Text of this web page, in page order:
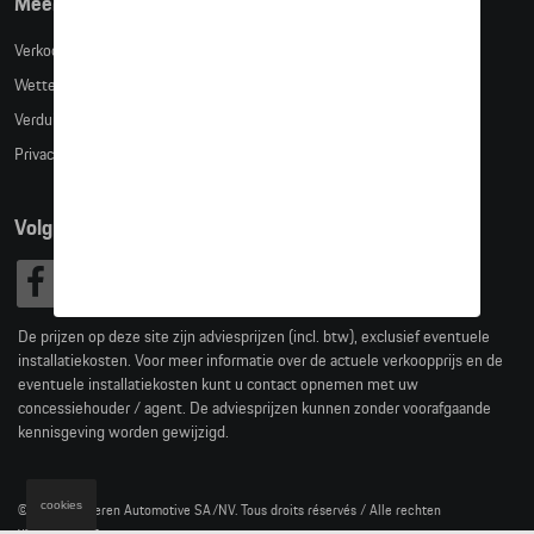
Meer info
Verkoopsvoorwaarden
Wettelijke bepalingen
Verduidelijking kledingmaten
Privacybeleid
Volg Ons
De prijzen op deze site zijn adviesprijzen (incl. btw), exclusief eventuele
installatiekosten. Voor meer informatie over de actuele verkoopprijs en de
eventuele installatiekosten kunt u contact opnemen met uw
concessiehouder / agent. De adviesprijzen kunnen zonder voorafgaande
kennisgeving worden gewijzigd.
© 2026 D'Ieteren Automotive SA/NV. Tous droits réservés / Alle rechten
cookies